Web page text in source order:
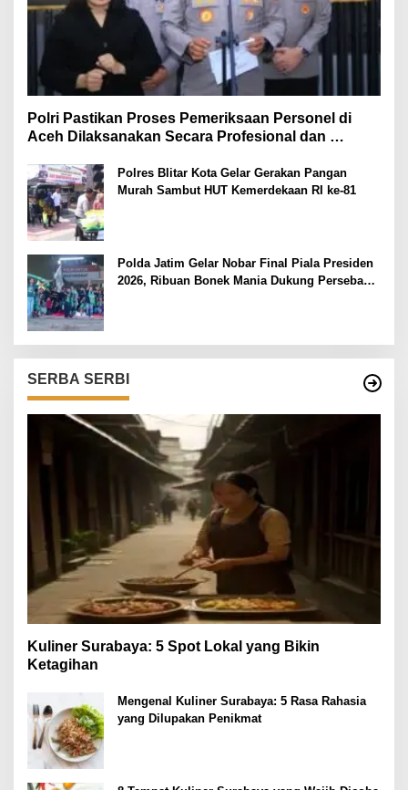
Polri Pastikan Proses Pemeriksaan Personel di
Aceh Dilaksanakan Secara Profesional dan
Polres Blitar Kota Gelar Gerakan Pangan
Murah Sambut HUT Kemerdekaan RI ke-81
Polda Jatim Gelar Nobar Final Piala Presiden
2026, Ribuan Bonek Mania Dukung Persebaya
SERBA SERBI
Kuliner Surabaya: 5 Spot Lokal yang Bikin
Ketagihan
Mengenal Kuliner Surabaya: 5 Rasa Rahasia
yang Dilupakan Penikmat